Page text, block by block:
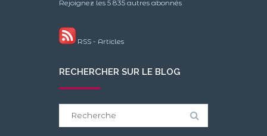
Rejoignez les 5 835 autres abonnés
RSS - Articles
RECHERCHER SUR LE BLOG